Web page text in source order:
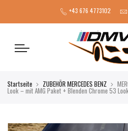
+43 676 4773102
Startseite ZUBEHÖR MERCEDES BENZ
Look – mit AMG Paket + Blenden Chrome 53